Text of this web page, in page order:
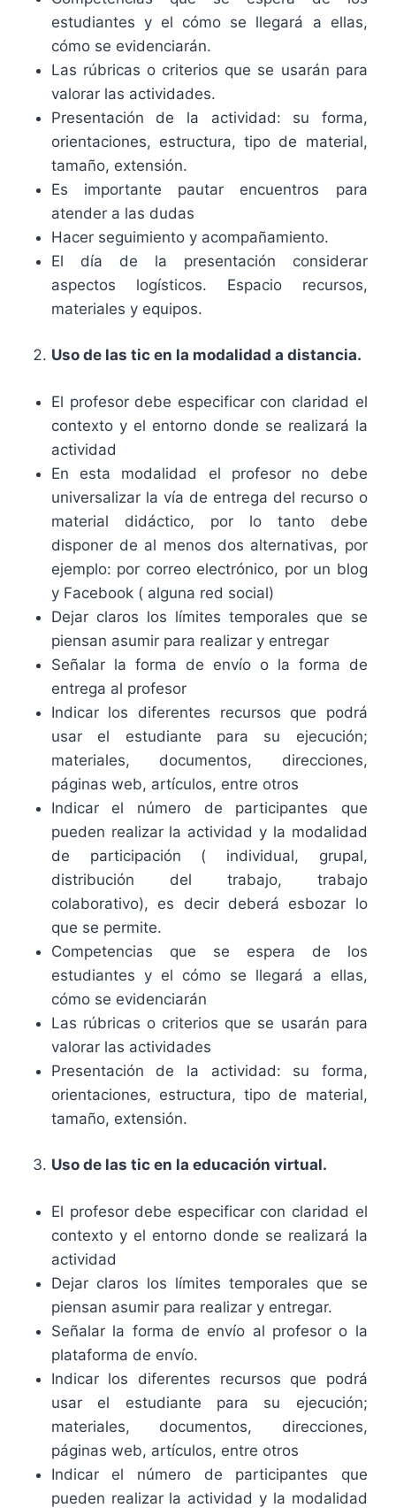
estudiantes y el cómo se llegará a ellas,
cómo se evidenciarán.
Las rúbricas o criterios que se usarán para
valorar las actividades.
Presentación de la actividad: su forma,
orientaciones, estructura, tipo de material,
tamaño, extensión.
Es importante pautar encuentros para
atender a las dudas
Hacer seguimiento y acompañamiento.
El día de la presentación considerar
aspectos logísticos. Espacio recursos,
materiales y equipos.
Uso de las tic en la modalidad a distancia.
El profesor debe especificar con claridad el
contexto y el entorno donde se realizará la
actividad
En esta modalidad el profesor no debe
universalizar la vía de entrega del recurso o
material didáctico, por lo tanto debe
disponer de al menos dos alternativas, por
ejemplo: por correo electrónico, por un blog
y Facebook ( alguna red social)
Dejar claros los límites temporales que se
piensan asumir para realizar y entregar
Señalar la forma de envío o la forma de
entrega al profesor
Indicar los diferentes recursos que podrá
usar el estudiante para su ejecución;
materiales, documentos, direcciones,
páginas web, artículos, entre otros
Indicar el número de participantes que
pueden realizar la actividad y la modalidad
de participación ( individual, grupal,
distribución del trabajo, trabajo
colaborativo), es decir deberá esbozar lo
que se permite.
Competencias que se espera de los
estudiantes y el cómo se llegará a ellas,
cómo se evidenciarán
Las rúbricas o criterios que se usarán para
valorar las actividades
Presentación de la actividad: su forma,
orientaciones, estructura, tipo de material,
tamaño, extensión.
Uso de las tic en la educación virtual.
El profesor debe especificar con claridad el
contexto y el entorno donde se realizará la
actividad
Dejar claros los límites temporales que se
piensan asumir para realizar y entregar.
Señalar la forma de envío al profesor o la
plataforma de envío.
Indicar los diferentes recursos que podrá
usar el estudiante para su ejecución;
materiales, documentos, direcciones,
páginas web, artículos, entre otros
Indicar el número de participantes que
pueden realizar la actividad y la modalidad